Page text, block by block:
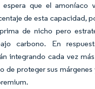
espera que el amoníaco
de esta capacidad,
de nicho pero
carbono. En
integrando cada vez
de proteger sus